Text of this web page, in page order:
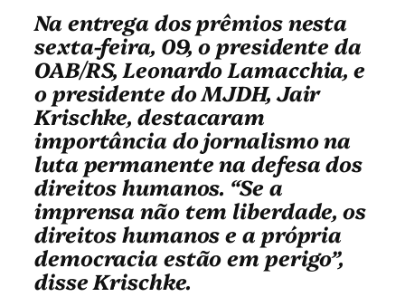
Na entrega dos prêmios nesta
sexta-feira, 09, o presidente da
OAB/RS, Leonardo Lamacchia, e
o presidente do MJDH, Jair
Krischke, destacaram
importância do jornalismo na
luta permanente na defesa dos
direitos humanos. “Se a
imprensa não tem liberdade, os
direitos humanos e a própria
democracia estão em perigo”,
disse Krischke.